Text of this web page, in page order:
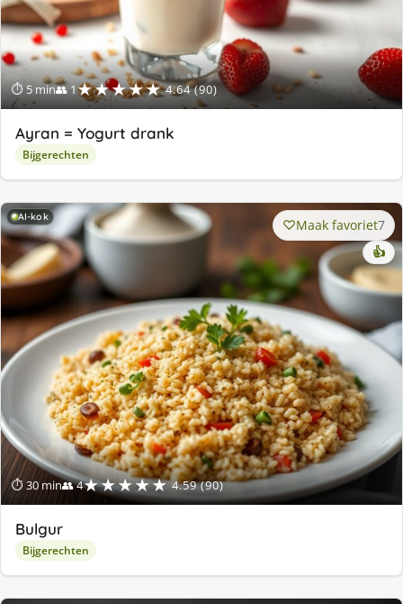
⏱ 5 min👥 1★★★★★ 4.64 (90)
Ayran = Yogurt drank
Bijgerechten
AI-kok
⏱ 30 min👥 4★★★★★ 4.59 (90)
Maak favoriet7
👍
Bulgur
Bijgerechten